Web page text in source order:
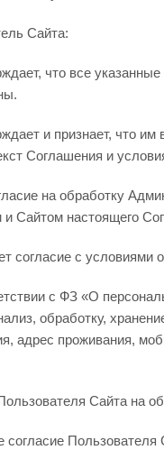
Сайта:
что все
и признает, что
Соглашения и
на обработку
Сайтом настоящего
согласие с условиями
с ФЗ «О
обработку,
адрес проживания,
Сайта на
согласие